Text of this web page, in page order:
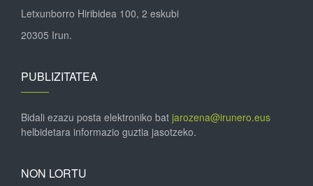
Letxunborro Hiribidea 100, 2 eskubi
20305 Irun.
PUBLIZITATEA
Bidali ezazu posta elektroniko bat jarozena@irunero.eus
helbidetara informazio guztia jasotzeko.
NON LORTU